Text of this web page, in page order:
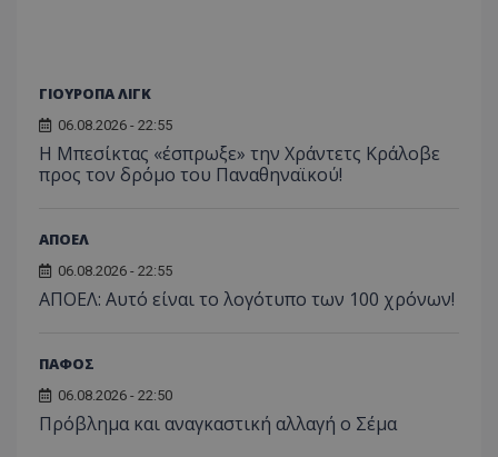
ΓΙΟΥΡΟΠΑ ΛΙΓΚ
06.08.2026 - 22:55
Η Μπεσίκτας «έσπρωξε» την Χράντετς Κράλοβε
προς τον δρόμο του Παναθηναϊκού!
ΑΠΟΕΛ
06.08.2026 - 22:55
ΑΠΟΕΛ: Αυτό είναι το λογότυπο των 100 χρόνων!
ΠΑΦΟΣ
06.08.2026 - 22:50
Πρόβλημα και αναγκαστική αλλαγή ο Σέμα